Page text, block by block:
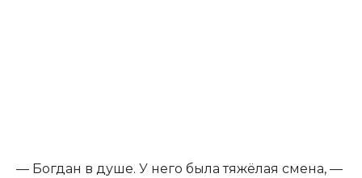
— Богдан в душе. У него была тяжёлая смена, —